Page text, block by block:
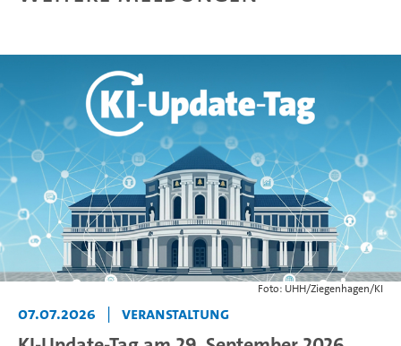
Foto: UHH/Ziegenhagen/KI
07.07.2026 Veranstaltung